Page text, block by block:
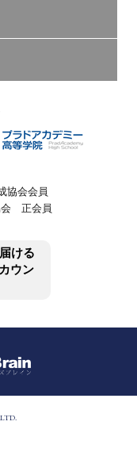
協会会員
会 正会員
ける
ウン